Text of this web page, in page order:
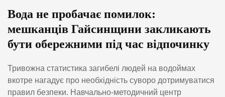
Вода не пробачає помилок:
мешканців Гайсинщини закликають
бути обережними під час відпочинку
Тривожна статистика загибелі людей на водоймах
вкотре нагадує про необхідність суворо дотримуватися
правил безпеки. Навчально-методичний центр